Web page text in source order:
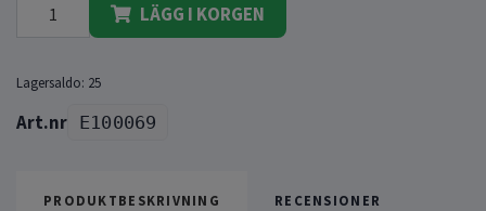
LÄGG I KORGEN
Lagersaldo: 25
E100069
PRODUKTBESKRIVNING RECENSIONER